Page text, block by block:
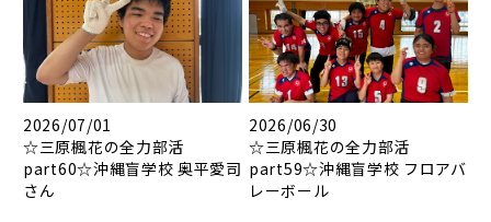
2026/07/01
☆三原楓花の全力部活
part60☆沖縄盲学校 奥平愛司
さん
2026/06/30
☆三原楓花の全力部活
part59☆沖縄盲学校 フロアバ
レーボール